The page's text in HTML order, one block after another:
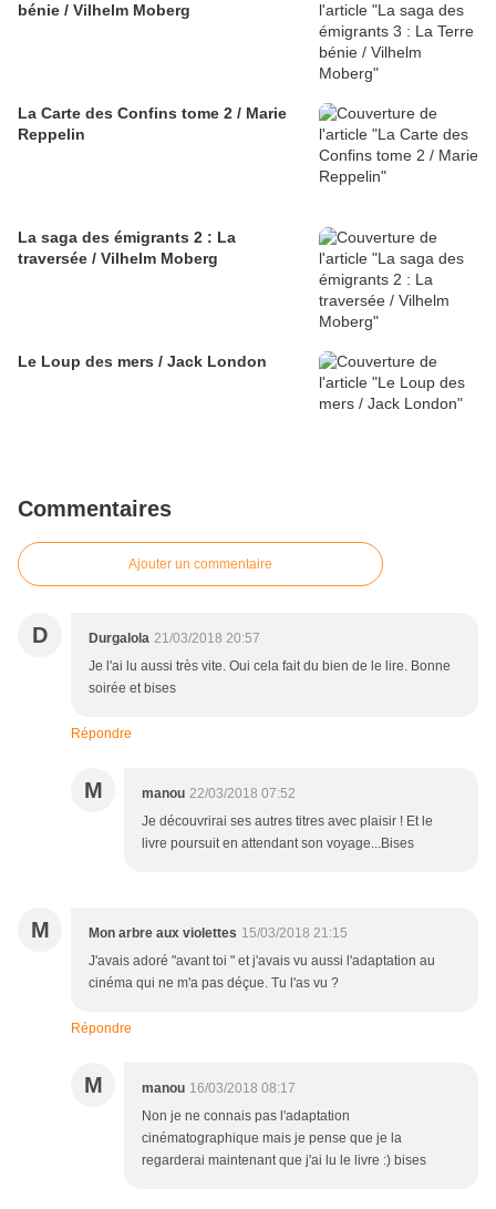
bénie / Vilhelm Moberg
La Carte des Confins tome 2 / Marie
Reppelin
La saga des émigrants 2 : La
traversée / Vilhelm Moberg
Le Loup des mers / Jack London
Commentaires
Ajouter un commentaire
D Durgalola 21/03/2018 20:57
Je l'ai lu aussi très vite. Oui cela fait du bien de le lire. Bonne
soirée et bises
Répondre
M manou 22/03/2018 07:52
Je découvrirai ses autres titres avec plaisir ! Et le
livre poursuit en attendant son voyage...Bises
M Mon arbre aux violettes 15/03/2018 21:15
J'avais adoré "avant toi " et j'avais vu aussi l'adaptation au
cinéma qui ne m'a pas déçue. Tu l'as vu ?
Répondre
M manou 16/03/2018 08:17
Non je ne connais pas l'adaptation
cinématographique mais je pense que je la
regarderai maintenant que j'ai lu le livre :) bises